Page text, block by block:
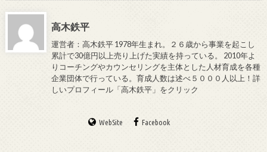
高木鉄平
運営者：高木鉄平 1978年生まれ。２６歳から事業を起こし
累計で30億円以上売り上げた実績を持っている。 2010年よ
りコーチングやカウンセリングを主体とした人材育成を各種
企業団体で行っている。育成人数は述べ５０００人以上！詳
しいプロフィール「高木鉄平」をクリック
WebSite Facebook